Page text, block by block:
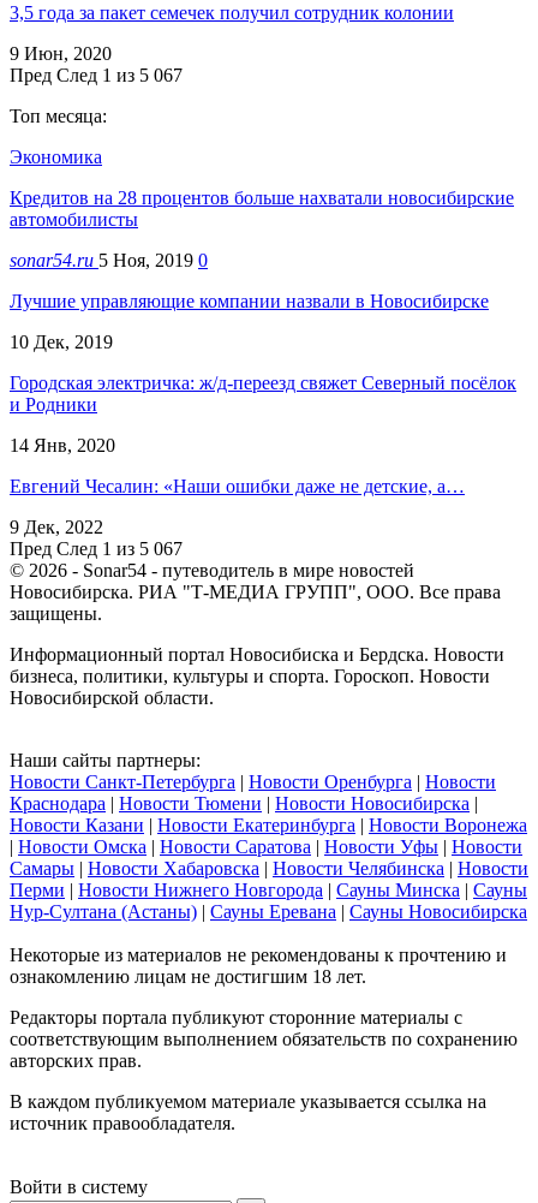
3,5 года за пакет семечек получил сотрудник колонии
9 Июн, 2020
Пред След 1 из 5 067
Топ месяца:
Экономика
Кредитов на 28 процентов больше нахватали новосибирские
автомобилисты
sonar54.ru 5 Ноя, 2019 0
Лучшие управляющие компании назвали в Новосибирске
10 Дек, 2019
Городская электричка: ж/д-переезд свяжет Северный посёлок
и Родники
14 Янв, 2020
Евгений Чесалин: «Наши ошибки даже не детские, а…
9 Дек, 2022
Пред След 1 из 5 067
© 2026 - Sonar54 - путеводитель в мире новостей
Новосибирска. РИА "Т-МЕДИА ГРУПП", ООО. Все права
защищены.
Информационный портал Новосибиска и Бердска. Новости
бизнеса, политики, культуры и спорта. Гороскоп. Новости
Новосибирской области.
Наши сайты партнеры:
Новости Санкт-Петербурга | Новости Оренбурга | Новости
Краснодара | Новости Тюмени | Новости Новосибирска |
Новости Казани | Новости Екатеринбурга | Новости Воронежа
| Новости Омска | Новости Саратова | Новости Уфы | Новости
Самары | Новости Хабаровска | Новости Челябинска | Новости
Перми | Новости Нижнего Новгорода | Сауны Минска | Сауны
Нур-Султана (Астаны) | Сауны Еревана | Сауны Новосибирска
Некоторые из материалов не рекомендованы к прочтению и
ознакомлению лицам не достигшим 18 лет.
Редакторы портала публикуют сторонние материалы с
соответствующим выполнением обязательств по сохранению
авторских прав.
В каждом публикуемом материале указывается ссылка на
источник правообладателя.
Войти в систему